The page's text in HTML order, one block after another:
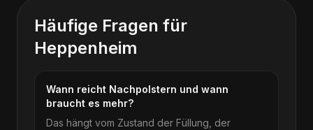
Häufige Fragen für
Heppenheim
Wann reicht Nachpolstern und wann
braucht es mehr?
Das hängt vom Zustand der Füllung, der